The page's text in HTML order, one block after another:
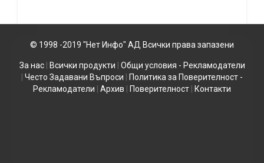
© 1998 -2019 "Нет Инфо" АД Всички права запазени
За нас| Всички продукти
Общи условия - Рекламодатели
Често Задавани Въпроси
Политика за Поверителност -
Рекламодатели
Архив Поверителност Контакти